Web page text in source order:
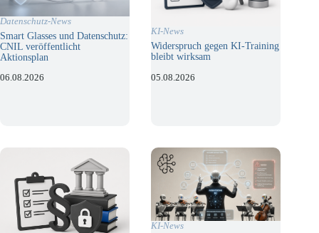
Datenschutz-News
Smart Glasses und Datenschutz:
CNIL veröffentlicht
Aktionsplan
06.08.2026
KI-News
Widerspruch gegen KI-Training
bleibt wirksam
05.08.2026
KI-News